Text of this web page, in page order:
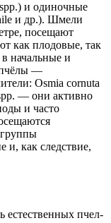
и одиночные
и др.). Шмели
посещают
как плодовые, так
начальные и
пчёлы —
Osmia cornuta
— они активно
и часто
и, как следствие,
естественных пчел-